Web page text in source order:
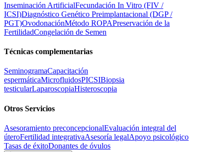
Inseminación ArtificialFecundación In Vitro (FIV /
ICSI)Diagnóstico Genético Preimplantacional (DGP /
PGT)OvodonaciónMétodo ROPAPreservación de la
FertilidadCongelación de Semen
Técnicas complementarias
SeminogramaCapacitación
espermáticaMicrofluidosPICSIBiopsia
testicularLaparoscopiaHisteroscopia
Otros Servicios
Asesoramiento preconcepcionalEvaluación integral del
úteroFertilidad integrativaAsesoría legalApoyo psicológico
Tasas de éxitoDonantes de óvulos